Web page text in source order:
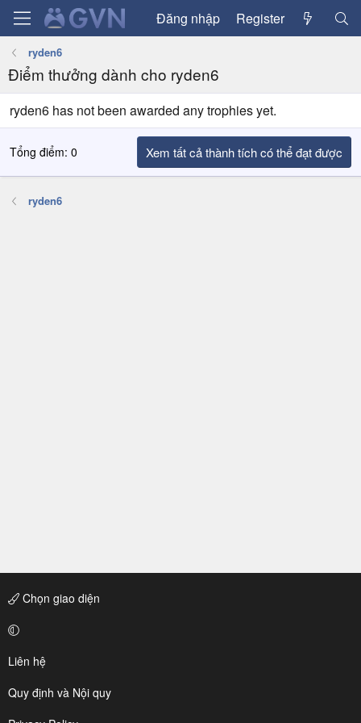
Đăng nhập Register
ryden6
Điểm thưởng dành cho ryden6
ryden6 has not been awarded any trophies yet.
Tổng điểm: 0 Xem tất cả thành tích có thể đạt được
ryden6
Chọn giao diện
Liên hệ
Quy định và Nội quy